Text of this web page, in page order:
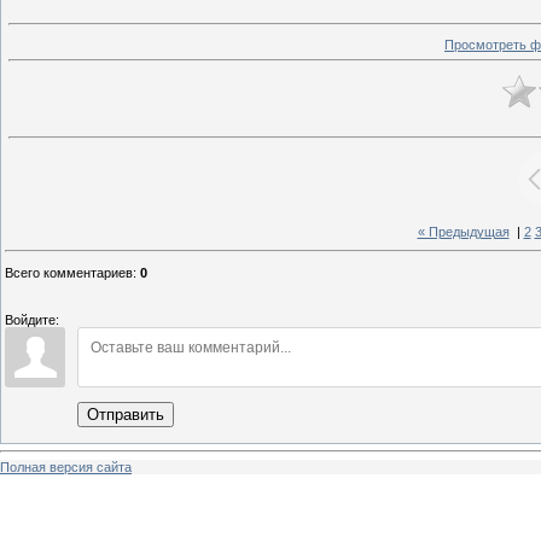
Просмотреть
« Предыдущая| 2 3
Всего комментариев: 0
Войдите:
Отправить
Полная версия сайта